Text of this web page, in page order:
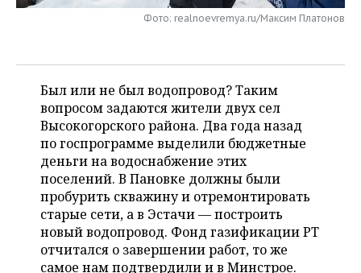
ТЕЛЕКОММУНИКАЦИИ
ОТКРЫТАЯ ЛЕКЦИЯ
БАСКЕТБОЛ
ВОЛЕЙБОЛ
КИБЕРСПОРТ
ФИГУРНОЕ КАТАНИЕ
ВОДНЫЕ ВИДЫ СПОРТА
НОВОСТИ ОБЩЕСТВА
ИНФРАСТРУКТУРА
ИСТОРИЯ
КУЛЬТУРА
МЕДИЦИНА
ОБРАЗОВАНИЕ
СПРАВОЧНИК
СПИСОК ПЕРСОН
СПИСОК КОМПАНИЙ
ПОЛНАЯ ВЕРСИЯ
Фото: realnoevremya.ru/Максим Платонов
Был или не был водопровод? Таким
вопросом задаются жители двух сел
Высокогорского района. Два года назад
по госпрограмме выделили бюджетные
деньги на водоснабжение этих
поселений. В Пановке должны были
пробурить скважину и отремонтировать
старые сети, а в Эстачи — построить
новый водопровод. Фонд газификации РТ
отчитался о завершении работ, то же
самое нам подтвердили и в Минстрое.